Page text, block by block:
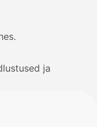
ja